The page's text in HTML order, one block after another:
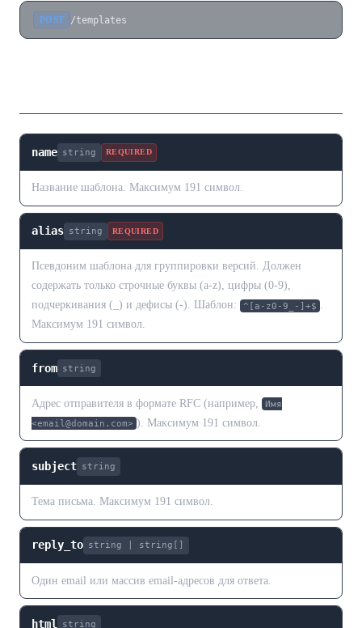
POST /templates
name string REQUIRED
Название шаблона. Максимум 191 символ.
alias string REQUIRED
Псевдоним шаблона для группировки версий. Должен
содержать только строчные буквы (a-z), цифры (0-9),
подчеркивания (_) и дефисы (-). Шаблон: ^[a-z0-9_-]+$ .
Максимум 191 символ.
from string
Адрес отправителя в формате RFC (например, Имя
<email@domain.com> ). Максимум 191 символ.
subject string
Тема письма. Максимум 191 символ.
reply_to string | string[]
Один email или массив email-адресов для ответа.
html string